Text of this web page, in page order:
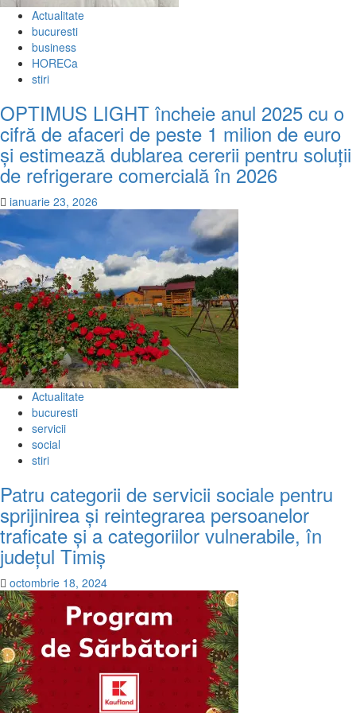
Actualitate
bucuresti
business
HORECa
stiri
OPTIMUS LIGHT încheie anul 2025 cu o
cifră de afaceri de peste 1 milion de euro
și estimează dublarea cererii pentru soluții
de refrigerare comercială în 2026
ianuarie 23, 2026
Actualitate
bucuresti
servicii
social
stiri
Patru categorii de servicii sociale pentru
sprijinirea și reintegrarea persoanelor
traficate și a categoriilor vulnerabile, în
județul Timiș
octombrie 18, 2024